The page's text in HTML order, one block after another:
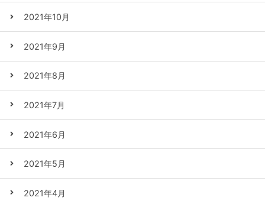
2021年10月
2021年9月
2021年8月
2021年7月
2021年6月
2021年5月
2021年4月